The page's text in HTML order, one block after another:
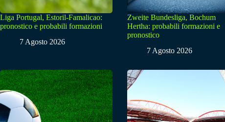
Liga Portugal, Estoril-Famalicao:
pronostico e probabili formazioni
7 Agosto 2026
Zweite Bundesliga, Bochum
Hertha: probabili formazioni e
pronostico
7 Agosto 2026